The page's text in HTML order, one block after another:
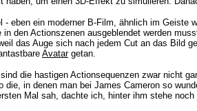
eben ein moderner B-Film, ähnlich im
den Actionszenen ausgeblendet werden
das Auge sich nach jedem Cut an das Bild
Avatargetan.
die hastigen Actionsequenzen zwar nicht
in denen man bei James Cameron so
Mal sah, dachte ich, hinter ihm stehe